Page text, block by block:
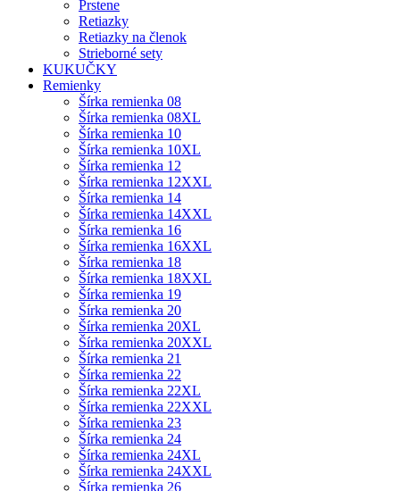
Prstene
Retiazky
Retiazky na členok
Strieborné sety
KUKUČKY
Remienky
Šírka remienka 08
Šírka remienka 08XL
Šírka remienka 10
Šírka remienka 10XL
Šírka remienka 12
Šírka remienka 12XXL
Šírka remienka 14
Šírka remienka 14XXL
Šírka remienka 16
Šírka remienka 16XXL
Šírka remienka 18
Šírka remienka 18XXL
Šírka remienka 19
Šírka remienka 20
Šírka remienka 20XL
Šírka remienka 20XXL
Šírka remienka 21
Šírka remienka 22
Šírka remienka 22XL
Šírka remienka 22XXL
Šírka remienka 23
Šírka remienka 24
Šírka remienka 24XL
Šírka remienka 24XXL
Šírka remienka 26